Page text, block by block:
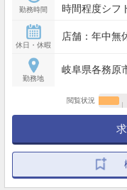
勤務時間
時間程度シフ
休日・休暇
店舗：年中無
勤務地
岐阜県各務原
閲覧状況